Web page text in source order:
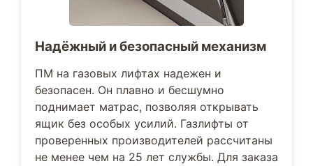
Надёжный и безопасный механизм
ПМ на газовых лифтах надежен и
безопасен. Он плавно и бесшумно
поднимает матрас, позволяя открывать
ящик без особых усилий. Газлифты от
проверенных производителей рассчитаны
не менее чем на 25 лет службы. Для заказа